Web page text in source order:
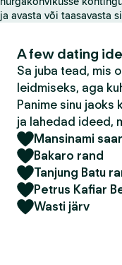
ja avasta või taasavasta
A few dating
Sa juba tead, mis
leidmiseks, aga
Panime sinu jaoks
ja lahedad ideed,
Mansinami saar
Bakaro rand
Tanjung Batu
Petrus Kafiar
Wasti järv